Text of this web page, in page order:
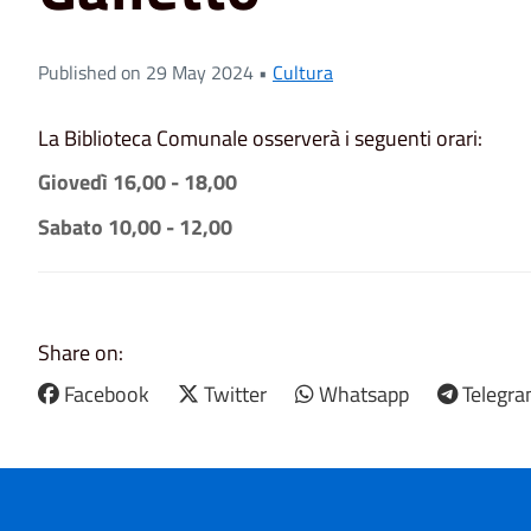
Published on 29 May 2024 • Cultura
La Biblioteca Comunale osserverà i seguenti orari:
Giovedì 16,00 - 18,00
Sabato 10,00 - 12,00
Share on:
Facebook
Twitter Whatsapp